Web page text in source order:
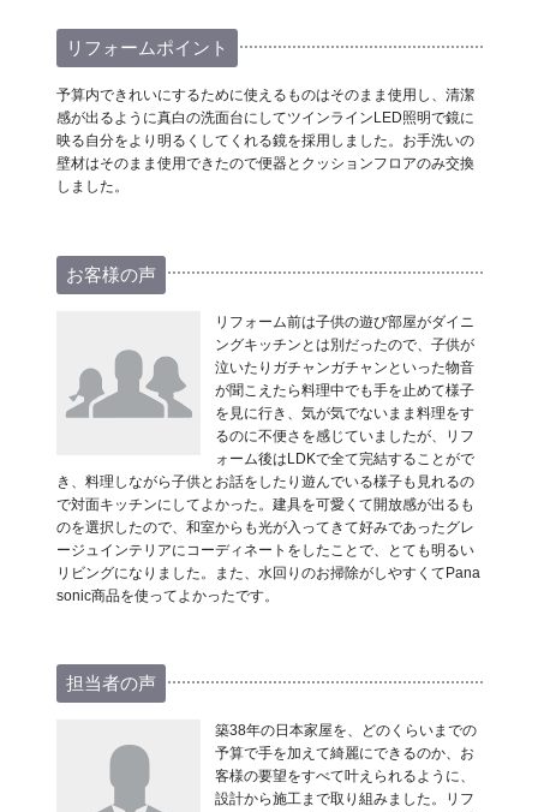
リフォームポイント
予算内できれいにするために使えるものはそのまま使用し、清潔
感が出るように真白の洗面台にしてツインラインLED照明で鏡に
映る自分をより明るくしてくれる鏡を採用しました。お手洗いの
壁材はそのまま使用できたので便器とクッションフロアのみ交換
しました。
お客様の声
リフォーム前は子供の遊び部屋がダイニ
ングキッチンとは別だったので、子供が
泣いたりガチャンガチャンといった物音
が聞こえたら料理中でも手を止めて様子
を見に行き、気が気でないまま料理をす
るのに不便さを感じていましたが、リフ
ォーム後はLDKで全て完結することがで
き、料理しながら子供とお話をしたり遊んでいる様子も見れるの
で対面キッチンにしてよかった。建具を可愛くて開放感が出るも
のを選択したので、和室からも光が入ってきて好みであったグレ
ージュインテリアにコーディネートをしたことで、とても明るい
リビングになりました。また、水回りのお掃除がしやすくてPana
sonic商品を使ってよかったです。
担当者の声
築38年の日本家屋を、どのくらいまでの
予算で手を加えて綺麗にできるのか、お
客様の要望をすべて叶えられるように、
設計から施工まで取り組みました。リフ